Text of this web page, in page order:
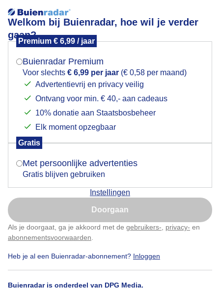
Welkom bij Buienradar, hoe wil je verder
gaan?
Premium € 6,99 / jaar
Buienradar Premium
Voor slechts € 6,99 per jaar (€ 0,58 per maand)
Advertentievrij en privacy veilig
Ontvang voor min. € 40,- aan cadeaus
10% donatie aan Staatsbosbeheer
Elk moment opzegbaar
Gratis
Met persoonlijke advertenties
Gratis blijven gebruiken
Instellingen
Doorgaan
Als je doorgaat, ga je akkoord met de gebruikers- privacy- en
abonnementsvoorwaarden
Heb je al een Buienradar-abonnement? Inloggen
Buienradar is onderdeel van DPG Media.
Bewolkt regenbuitjes en kleine opklarinkjes
Door: ria brasser Gemaakt: 26-10-2023, 171x bekeken
Bewolktenregenbuitjes Kleineopklarinkjes
Mogen we je locatie gebruiken voor het
Indien je hier nog geen akkoord op hebt gegeven,
verschijnt er zo een pop-up uit je browser waarin
Is goed, toon de popup
Nu niet, misschien later
Klik hierom dit aan te passen